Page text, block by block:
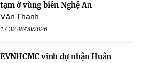
tạm ở vùng biên Nghệ An
Văn Thanh
17:32 08/08/2026
EVNHCMC vinh dự nhận Huân